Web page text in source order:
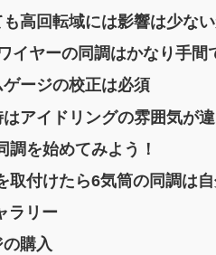
高回転域には影響は少な
イヤーの同調はかなり手間
ージの校正は必須
アイドリングの雰囲気が違
調を始めてみよう！
取付けたら6気筒の同調は自
ラリー
購入